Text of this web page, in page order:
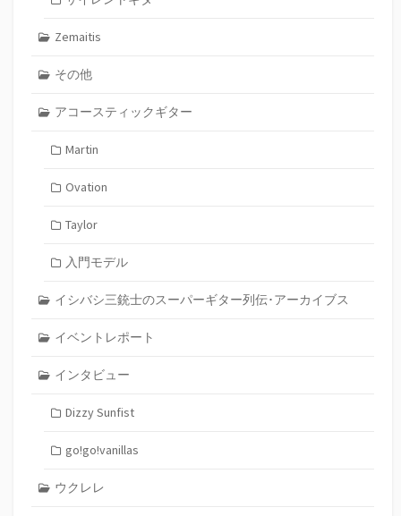
Zemaitis
その他
アコースティックギター
Martin
Ovation
Taylor
入門モデル
イシバシ三銃士のスーパーギター列伝･アーカイブス
イベントレポート
インタビュー
Dizzy Sunfist
go!go!vanillas
ウクレレ